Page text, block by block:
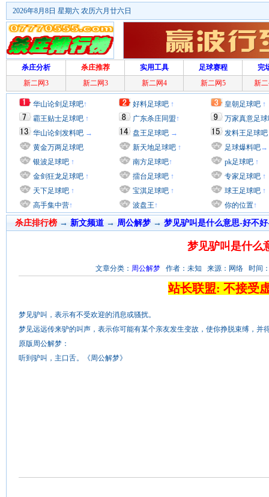
2026年8月8日 星期六 农历六月廿六日
杀庄分析 杀庄推荐 实用工具 足球赛程
完
新二网3
新二网3 新二网4 新二网5 新
华山论剑足球吧↑
霸王贴士足球吧 ↑
华山论剑发料吧 →
黄金万两足球吧
银波足球吧 ↑
金剑狂龙足球吧 ↑
天下足球吧 ↑
高手集中营↑
好料足球吧 ↑
广东杀庄同盟↑
盘王足球吧 →
新天地足球吧 ↑
南方足球吧↑
擂台足球吧 ↑
宝淇足球吧 ↑
波盘王↑
皇朝足球吧 ↑
万家真意足
发料王足球吧
足球爆料吧→
pk足球吧 ↑
专家足球吧 ↑
球王足球吧 ↑
你的位置↑
杀庄排行榜 → 新文频道→ 周公解梦 → 梦见驴叫是什么意思-好不
梦见驴叫是什么
文章分类： 周公解梦 作者：未知 来源：网络 时间
站长联盟: 不接受
梦见驴叫，表示有不受欢迎的消息或骚扰。
梦见远远传来驴的叫声，表示你可能有某个亲友发生变故，使你挣脱束缚，并
原版周公解梦：
听到驴叫，主口舌。《周公解梦》